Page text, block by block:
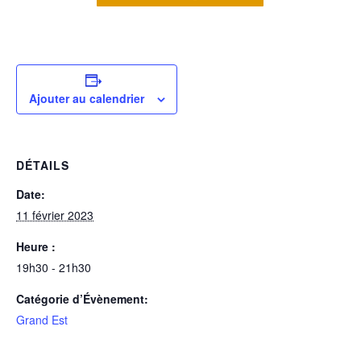
Ajouter au calendrier
DÉTAILS
Date:
11 février 2023
Heure :
19h30 - 21h30
Catégorie d’Évènement:
Grand Est